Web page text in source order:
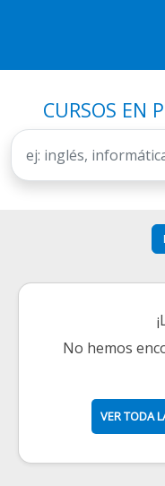
CURSOS EN
No hemos
VER TODA